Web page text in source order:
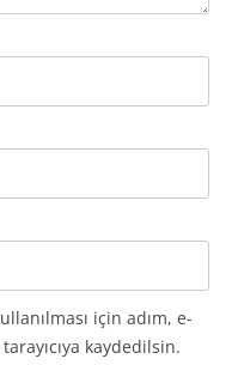
için adım, e-
kaydedilsin.